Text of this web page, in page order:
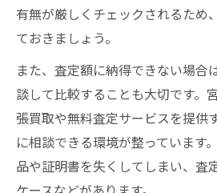
有無が厳しくチェックされるため
ておきましょう。
また、査定額に納得できない場合
談して比較することも大切です。
張買取や無料査定サービスを提供
に相談できる環境が整っています
品や証明書を失くしてしまい、査